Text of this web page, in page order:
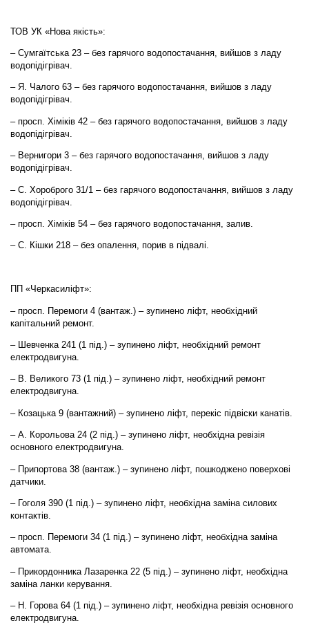
ТОВ УК «Нова якість»:
– Сумгаїтська 23 – без гарячого водопостачання, вийшов з ладу
водопідігрівач.
– Я. Чалого 63 – без гарячого водопостачання, вийшов з ладу
водопідігрівач.
– просп. Хіміків 42 – без гарячого водопостачання, вийшов з ладу
водопідігрівач.
– Вернигори 3 – без гарячого водопостачання, вийшов з ладу
водопідігрівач.
– С. Хороброго 31/1 – без гарячого водопостачання, вийшов з ладу
водопідігрівач.
– просп. Хіміків 54 – без гарячого водопостачання, залив.
– С. Кішки 218 – без опалення, порив в підвалі.
ПП «Черкасиліфт»:
– просп. Перемоги 4 (вантаж.) – зупинено ліфт, необхідний
капітальний ремонт.
– Шевченка 241 (1 під.) – зупинено ліфт, необхідний ремонт
електродвигуна.
– В. Великого 73 (1 під.) – зупинено ліфт, необхідний ремонт
електродвигуна.
– Козацька 9 (вантажний) – зупинено ліфт, перекіс підвіски канатів.
– А. Корольова 24 (2 під.) – зупинено ліфт, необхідна ревізія
основного електродвигуна.
– Припортова 38 (вантаж.) – зупинено ліфт, пошкоджено поверхові
датчики.
– Гоголя 390 (1 під.) – зупинено ліфт, необхідна заміна силових
контактів.
– просп. Перемоги 34 (1 під.) – зупинено ліфт, необхідна заміна
автомата.
– Прикордонника Лазаренка 22 (5 під.) – зупинено ліфт, необхідна
заміна ланки керування.
– Н. Горова 64 (1 під.) – зупинено ліфт, необхідна ревізія основного
електродвигуна.